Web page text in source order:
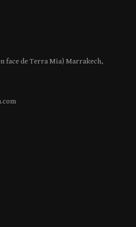
face de Terra Mia) Marrakech,